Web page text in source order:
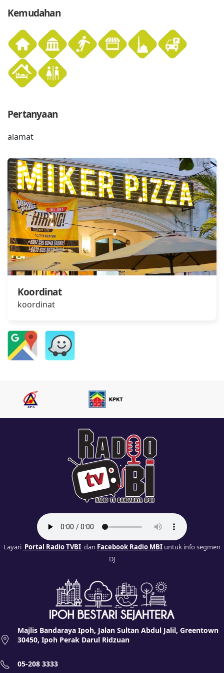
Kemudahan
Pertanyaan
alamat
Koordinat
koordinat
Layari Portal Radio TVBI dan Facebook Radio MBI untuk info segmen
DJ
Majlis Bandaraya Ipoh, Jalan Sultan Abdul Jalil, Greentown
30450, Ipoh Perak Darul Ridzuan
05-208 3333